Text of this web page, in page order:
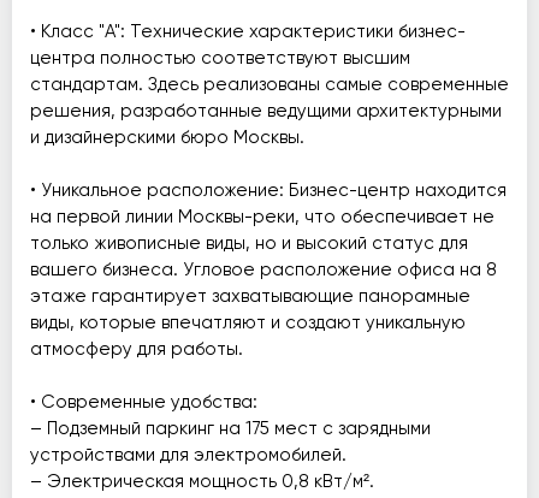
• Класс "А": Технические характеристики бизнес-
центра полностью соответствуют высшим
стандартам. Здесь реализованы самые современные
решения, разработанные ведущими архитектурными
и дизайнерскими бюро Москвы.
• Уникальное расположение: Бизнес-центр находится
на первой линии Москвы-реки, что обеспечивает не
только живописные виды, но и высокий статус для
вашего бизнеса. Угловое расположение офиса на 8
этаже гарантирует захватывающие панорамные
виды, которые впечатляют и создают уникальную
атмосферу для работы.
• Современные удобства:
– Подземный паркинг на 175 мест с зарядными
устройствами для электромобилей.
– Электрическая мощность 0,8 кВт/м².